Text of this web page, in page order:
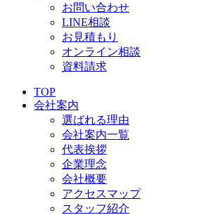
お問い合わせ
LINE相談
お見積もり
オンライン相談
資料請求
TOP
会社案内
選ばれる理由
会社案内一覧
代表挨拶
企業理念
会社概要
アクセスマップ
スタッフ紹介